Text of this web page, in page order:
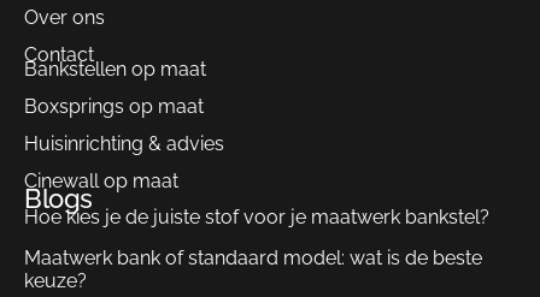
Over ons
Contact
Bankstellen op maat
Boxsprings op maat
Huisinrichting & advies
Cinewall op maat
Blogs
Hoe kies je de juiste stof voor je maatwerk bankstel?
Maatwerk bank of standaard model: wat is de beste
keuze?